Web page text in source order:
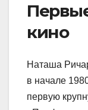
кино
Наташа
в начале
первую